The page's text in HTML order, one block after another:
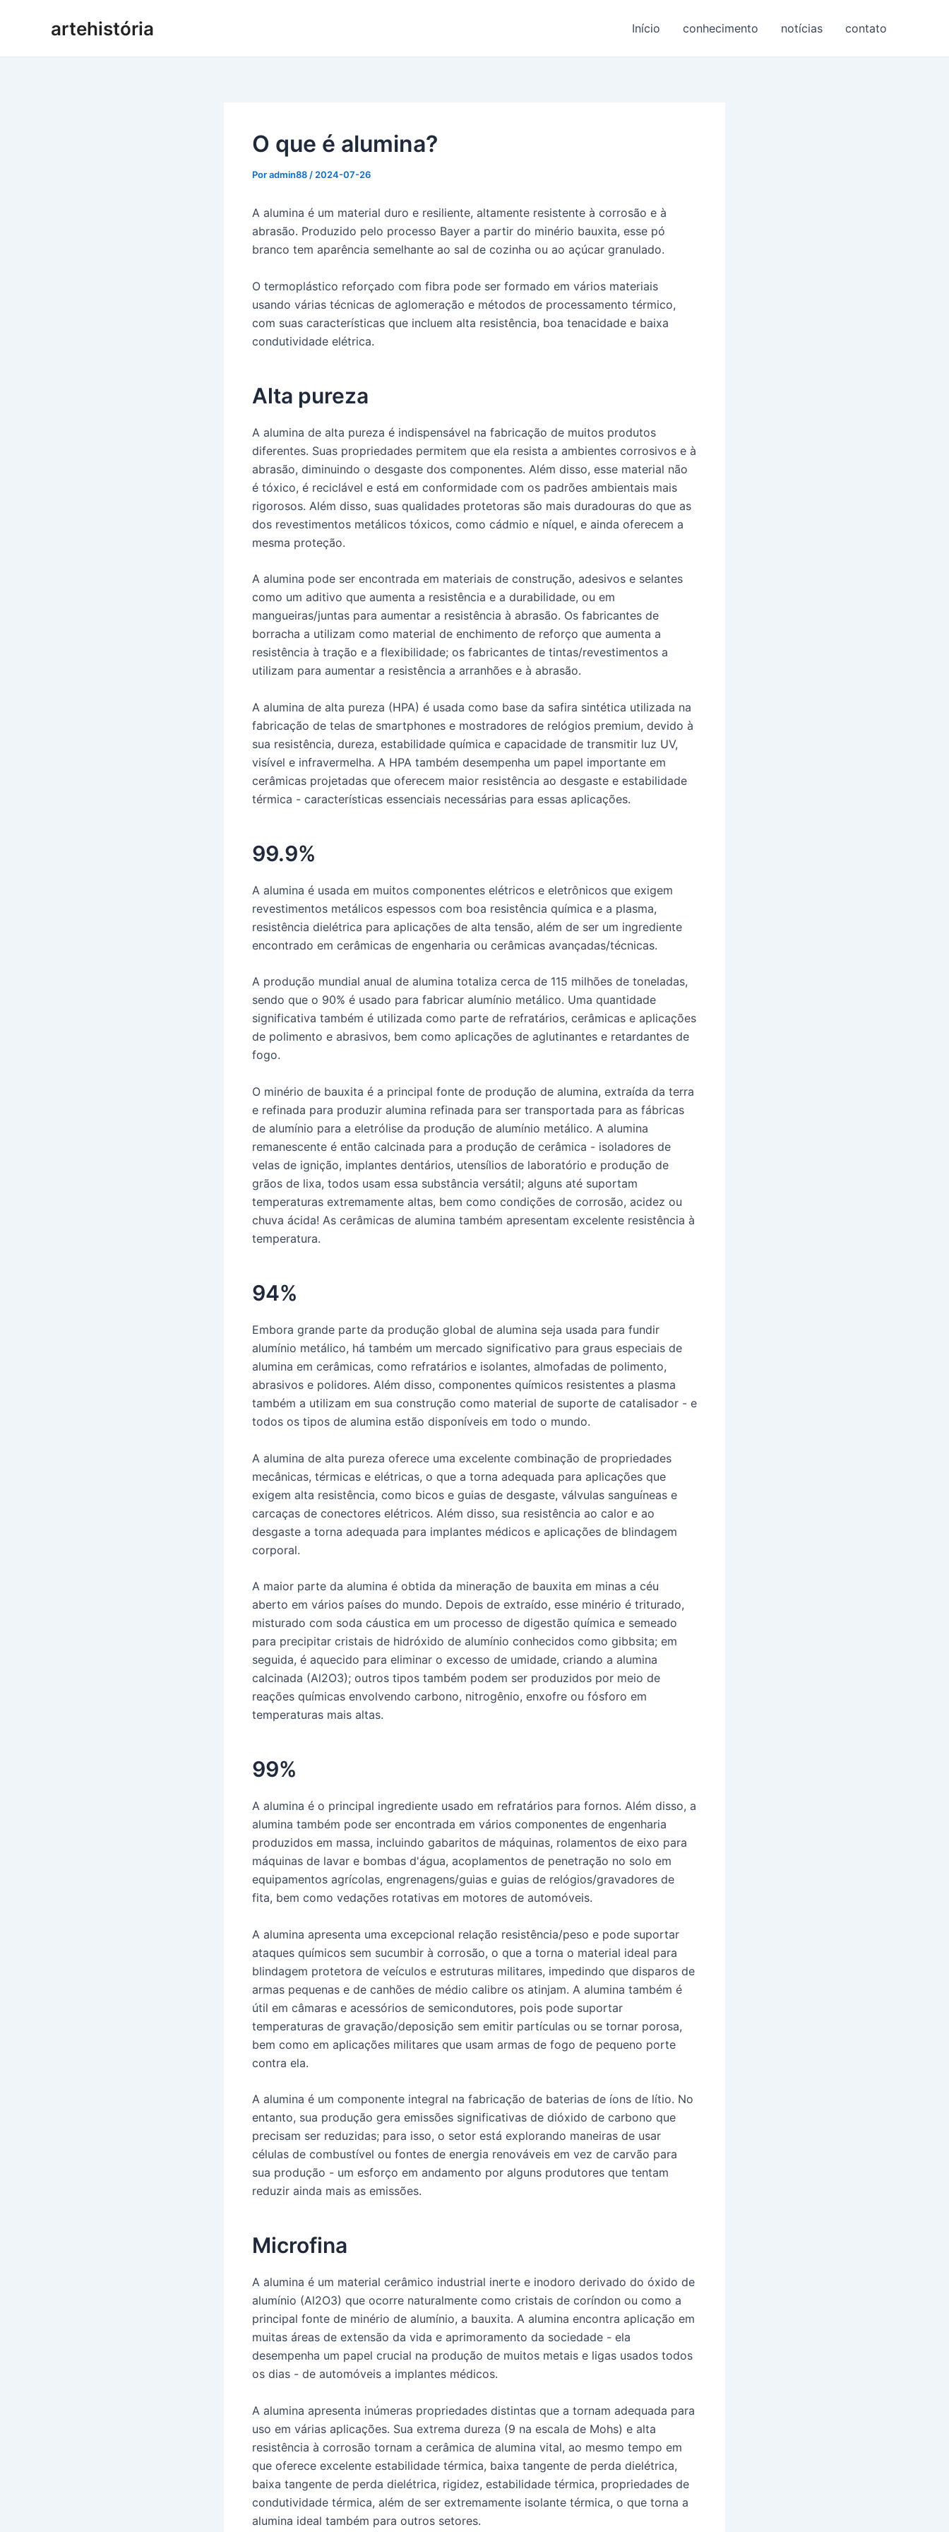
artehistória Início conhecimento notícias contato
O que é alumina?
Poradmin88 / 2024-07-26
A alumina é um material duro e resiliente, altamente resistente à corrosão e à
abrasão. Produzido pelo processo Bayer a partir do minério bauxita, esse pó
branco tem aparência semelhante ao sal de cozinha ou ao açúcar granulado.
O termoplástico reforçado com fibra pode ser formado em vários materiais
usando várias técnicas de aglomeração e métodos de processamento térmico,
com suas características que incluem alta resistência, boa tenacidade e baixa
condutividade elétrica.
Alta pureza
A alumina de alta pureza é indispensável na fabricação de muitos produtos
diferentes. Suas propriedades permitem que ela resista a ambientes corrosivos e à
abrasão, diminuindo o desgaste dos componentes. Além disso, esse material não
é tóxico, é reciclável e está em conformidade com os padrões ambientais mais
rigorosos. Além disso, suas qualidades protetoras são mais duradouras do que as
dos revestimentos metálicos tóxicos, como cádmio e níquel, e ainda oferecem a
mesma proteção.
A alumina pode ser encontrada em materiais de construção, adesivos e selantes
como um aditivo que aumenta a resistência e a durabilidade, ou em
mangueiras/juntas para aumentar a resistência à abrasão. Os fabricantes de
borracha a utilizam como material de enchimento de reforço que aumenta a
resistência à tração e a flexibilidade; os fabricantes de tintas/revestimentos a
utilizam para aumentar a resistência a arranhões e à abrasão.
A alumina de alta pureza (HPA) é usada como base da safira sintética utilizada na
fabricação de telas de smartphones e mostradores de relógios premium, devido à
sua resistência, dureza, estabilidade química e capacidade de transmitir luz UV,
visível e infravermelha. A HPA também desempenha um papel importante em
cerâmicas projetadas que oferecem maior resistência ao desgaste e estabilidade
térmica - características essenciais necessárias para essas aplicações.
99.9%
A alumina é usada em muitos componentes elétricos e eletrônicos que exigem
revestimentos metálicos espessos com boa resistência química e a plasma,
resistência dielétrica para aplicações de alta tensão, além de ser um ingrediente
encontrado em cerâmicas de engenharia ou cerâmicas avançadas/técnicas.
A produção mundial anual de alumina totaliza cerca de 115 milhões de toneladas,
sendo que o 90% é usado para fabricar alumínio metálico. Uma quantidade
significativa também é utilizada como parte de refratários, cerâmicas e aplicações
de polimento e abrasivos, bem como aplicações de aglutinantes e retardantes de
fogo.
O minério de bauxita é a principal fonte de produção de alumina, extraída da terra
e refinada para produzir alumina refinada para ser transportada para as fábricas
de alumínio para a eletrólise da produção de alumínio metálico. A alumina
remanescente é então calcinada para a produção de cerâmica - isoladores de
velas de ignição, implantes dentários, utensílios de laboratório e produção de
grãos de lixa, todos usam essa substância versátil; alguns até suportam
temperaturas extremamente altas, bem como condições de corrosão, acidez ou
chuva ácida! As cerâmicas de alumina também apresentam excelente resistência à
temperatura.
94%
Embora grande parte da produção global de alumina seja usada para fundir
alumínio metálico, há também um mercado significativo para graus especiais de
alumina em cerâmicas, como refratários e isolantes, almofadas de polimento,
abrasivos e polidores. Além disso, componentes químicos resistentes a plasma
também a utilizam em sua construção como material de suporte de catalisador - e
todos os tipos de alumina estão disponíveis em todo o mundo.
A alumina de alta pureza oferece uma excelente combinação de propriedades
mecânicas, térmicas e elétricas, o que a torna adequada para aplicações que
exigem alta resistência, como bicos e guias de desgaste, válvulas sanguíneas e
carcaças de conectores elétricos. Além disso, sua resistência ao calor e ao
desgaste a torna adequada para implantes médicos e aplicações de blindagem
corporal.
A maior parte da alumina é obtida da mineração de bauxita em minas a céu
aberto em vários países do mundo. Depois de extraído, esse minério é triturado,
misturado com soda cáustica em um processo de digestão química e semeado
para precipitar cristais de hidróxido de alumínio conhecidos como gibbsita; em
seguida, é aquecido para eliminar o excesso de umidade, criando a alumina
calcinada (Al2O3); outros tipos também podem ser produzidos por meio de
reações químicas envolvendo carbono, nitrogênio, enxofre ou fósforo em
temperaturas mais altas.
99%
A alumina é o principal ingrediente usado em refratários para fornos. Além disso, a
alumina também pode ser encontrada em vários componentes de engenharia
produzidos em massa, incluindo gabaritos de máquinas, rolamentos de eixo para
máquinas de lavar e bombas d'água, acoplamentos de penetração no solo em
equipamentos agrícolas, engrenagens/guias e guias de relógios/gravadores de
fita, bem como vedações rotativas em motores de automóveis.
A alumina apresenta uma excepcional relação resistência/peso e pode suportar
ataques químicos sem sucumbir à corrosão, o que a torna o material ideal para
blindagem protetora de veículos e estruturas militares, impedindo que disparos de
armas pequenas e de canhões de médio calibre os atinjam. A alumina também é
útil em câmaras e acessórios de semicondutores, pois pode suportar
temperaturas de gravação/deposição sem emitir partículas ou se tornar porosa,
bem como em aplicações militares que usam armas de fogo de pequeno porte
contra ela.
A alumina é um componente integral na fabricação de baterias de íons de lítio. No
entanto, sua produção gera emissões significativas de dióxido de carbono que
precisam ser reduzidas; para isso, o setor está explorando maneiras de usar
células de combustível ou fontes de energia renováveis em vez de carvão para
sua produção - um esforço em andamento por alguns produtores que tentam
reduzir ainda mais as emissões.
Microfina
A alumina é um material cerâmico industrial inerte e inodoro derivado do óxido de
alumínio (Al2O3) que ocorre naturalmente como cristais de coríndon ou como a
principal fonte de minério de alumínio, a bauxita. A alumina encontra aplicação em
muitas áreas de extensão da vida e aprimoramento da sociedade - ela
desempenha um papel crucial na produção de muitos metais e ligas usados todos
os dias - de automóveis a implantes médicos.
A alumina apresenta inúmeras propriedades distintas que a tornam adequada para
uso em várias aplicações. Sua extrema dureza (9 na escala de Mohs) e alta
resistência à corrosão tornam a cerâmica de alumina vital, ao mesmo tempo em
que oferece excelente estabilidade térmica, baixa tangente de perda dielétrica,
baixa tangente de perda dielétrica, rigidez, estabilidade térmica, propriedades de
condutividade térmica, além de ser extremamente isolante térmica, o que torna a
alumina ideal também para outros setores.